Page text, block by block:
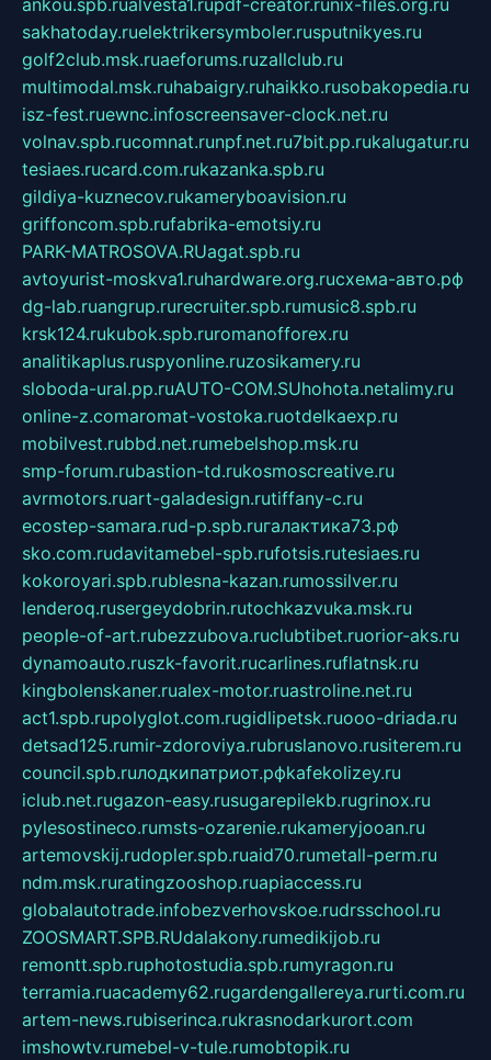
ankou.spb.rualvesta1.rupdf-creator.runix-files.org.ru
sakhatoday.ruelektrikersymboler.rusputnikyes.ru
golf2club.msk.ruaeforums.ruzallclub.ru
multimodal.msk.ruhabaigry.ruhaikko.rusobakopedia.ru
isz-fest.ruewnc.infoscreensaver-clock.net.ru
volnav.spb.rucomnat.runpf.net.ru7bit.pp.rukalugatur.ru
tesiaes.rucard.com.rukazanka.spb.ru
gildiya-kuznecov.rukameryboavision.ru
griffoncom.spb.rufabrika-emotsiy.ru
PARK-MATROSOVA.RUagat.spb.ru
avtoyurist-moskva1.ruhardware.org.ruсхема-авто.рф
dg-lab.ruangrup.rurecruiter.spb.rumusic8.spb.ru
krsk124.rukubok.spb.ruromanofforex.ru
analitikaplus.ruspyonline.ruzosikamery.ru
sloboda-ural.pp.ruAUTO-COM.SUhohota.netalimy.ru
online-z.comaromat-vostoka.ruotdelkaexp.ru
mobilvest.rubbd.net.rumebelshop.msk.ru
smp-forum.rubastion-td.rukosmoscreative.ru
avrmotors.ruart-galadesign.rutiffany-c.ru
ecostep-samara.rud-p.spb.ruгалактика73.рф
sko.com.rudavitamebel-spb.rufotsis.rutesiaes.ru
kokoroyari.spb.rublesna-kazan.rumossilver.ru
lenderoq.rusergeydobrin.rutochkazvuka.msk.ru
people-of-art.rubezzubova.ruclubtibet.ruorior-aks.ru
dynamoauto.ruszk-favorit.rucarlines.ruflatnsk.ru
kingbolenskaner.rualex-motor.ruastroline.net.ru
act1.spb.rupolyglot.com.rugidlipetsk.ruooo-driada.ru
detsad125.rumir-zdoroviya.rubruslanovo.rusiterem.ru
council.spb.ruлодкипатриот.рфkafekolizey.ru
iclub.net.rugazon-easy.rusugarepilekb.rugrinox.ru
pylesostineco.rumsts-ozarenie.rukameryjooan.ru
artemovskij.rudopler.spb.ruaid70.rumetall-perm.ru
ndm.msk.ruratingzooshop.ruapiaccess.ru
globalautotrade.infobezverhovskoe.rudrsschool.ru
ZOOSMART.SPB.RUdalakony.rumedikijob.ru
remontt.spb.ruphotostudia.spb.rumyragon.ru
terramia.ruacademy62.rugardengallereya.rurti.com.ru
artem-news.rubiserinca.rukrasnodarkurort.com
imshowtv.rumebel-v-tule.rumobtopik.ru